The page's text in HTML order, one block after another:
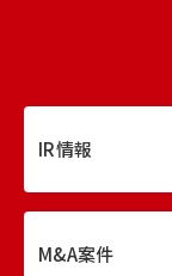
IR情報
M&A案件